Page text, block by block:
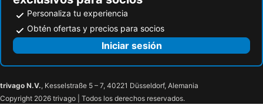
Personaliza tu experiencia
Obtén ofertas y precios para socios
Iniciar sesión
trivago N.V., Kesselstraße 5 – 7, 40221 Düsseldorf, Alemania
Copyright 2026 trivago | Todos los derechos reservados.